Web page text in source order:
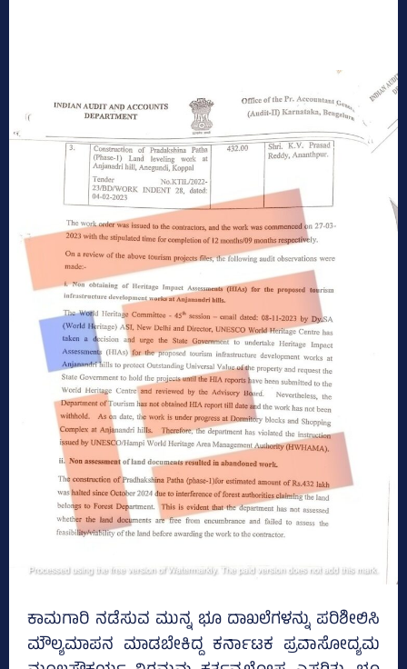
ಕಾಮಗಾರಿ ನಡೆಸುವ ಮುನ್ನ ಭೂ ದಾಖಲೆಗಳನ್ನು ಪರಿಶೀಲಿಸಿ
ಮೌಲ್ಯಮಾಪನ ಮಾಡಬೇಕಿದ್ದ ಕರ್ನಾಟಕ ಪ್ರವಾಸೋದ್ಯಮ